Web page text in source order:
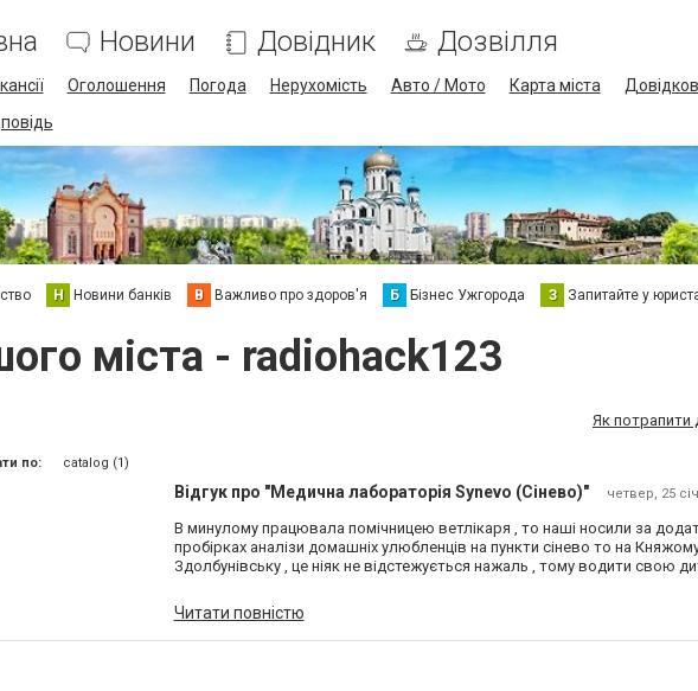
Новини Довідник Дозвілля
Оголошення Погода Нерухомість Авто / Мото Карта міста
Н Новини банків В Важливо про здоров'я Б Бізнес Ужгорода З Запитайте у
міста - radiohack123
Як потрапити
по: catalog (1)
Відгук про "Медична лабораторія Synevo (Сінево)" четвер, 25
В минулому працювала помічницею ветлікаря , то наші носили за
пробірках аналізи домашніх улюбленців на пункти сінево то на
Здолбунівську , це ніяк не відстежується нажаль , тому водити свою
Читати повністю